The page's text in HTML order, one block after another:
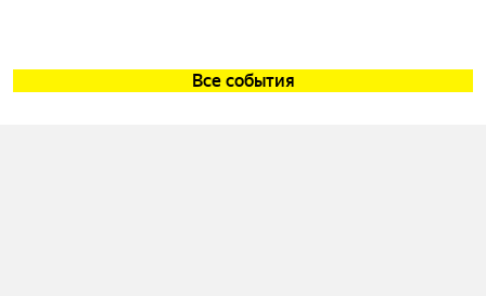
Все события